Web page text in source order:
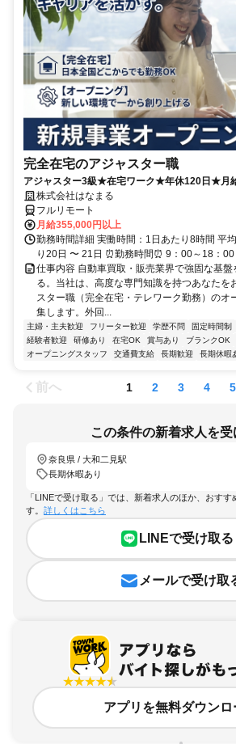
完全在宅のアジャスター職
アジャスター3級★在宅ワーク★年休120日★月
株式会社はなまる
フルリモート
月給355,000円以上
勤務時間詳細 実働時間：1日あたり8時間 平
り20日 〜 21日 ⏰勤務時間⏰ 9：00～18：00
仕事内容 自動車買取・販売業界で強固な基盤
る。当社は、高度な専門知識を持つあなたを
スター職（完全在宅・テレワーク勤務）のオ
集します。外回...
主婦・主夫歓迎 フリーター歓迎 学歴不問 固定時間制
経験者歓迎
研修あり 在宅OK 賞与あり ブランクOK
オープニングスタッフ
交通費支給 長期歓迎 長期休暇
前へ 1 2 3 4 5
この条件の新着求人を受
奈良県 / 大和二見駅
長期休暇あり
「LINEで受け取る」では、新着求人のほか、おすす
す。 詳しくはこちら
LINEで受け取る
メールで受け取
アプリを無料ダウンロ